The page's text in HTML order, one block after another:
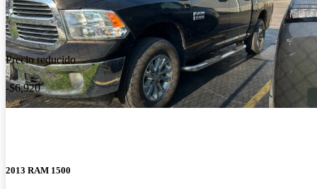
Precio reducido
-$6,920
2013 RAM 1500